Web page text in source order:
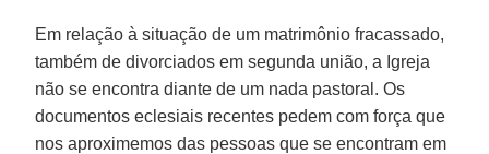
Em relação à situação de um matrimônio fracassado,
também de divorciados em segunda união, a Igreja
não se encontra diante de um nada pastoral. Os
documentos eclesiais recentes pedem com força que
nos aproximemos das pessoas que se encontram em